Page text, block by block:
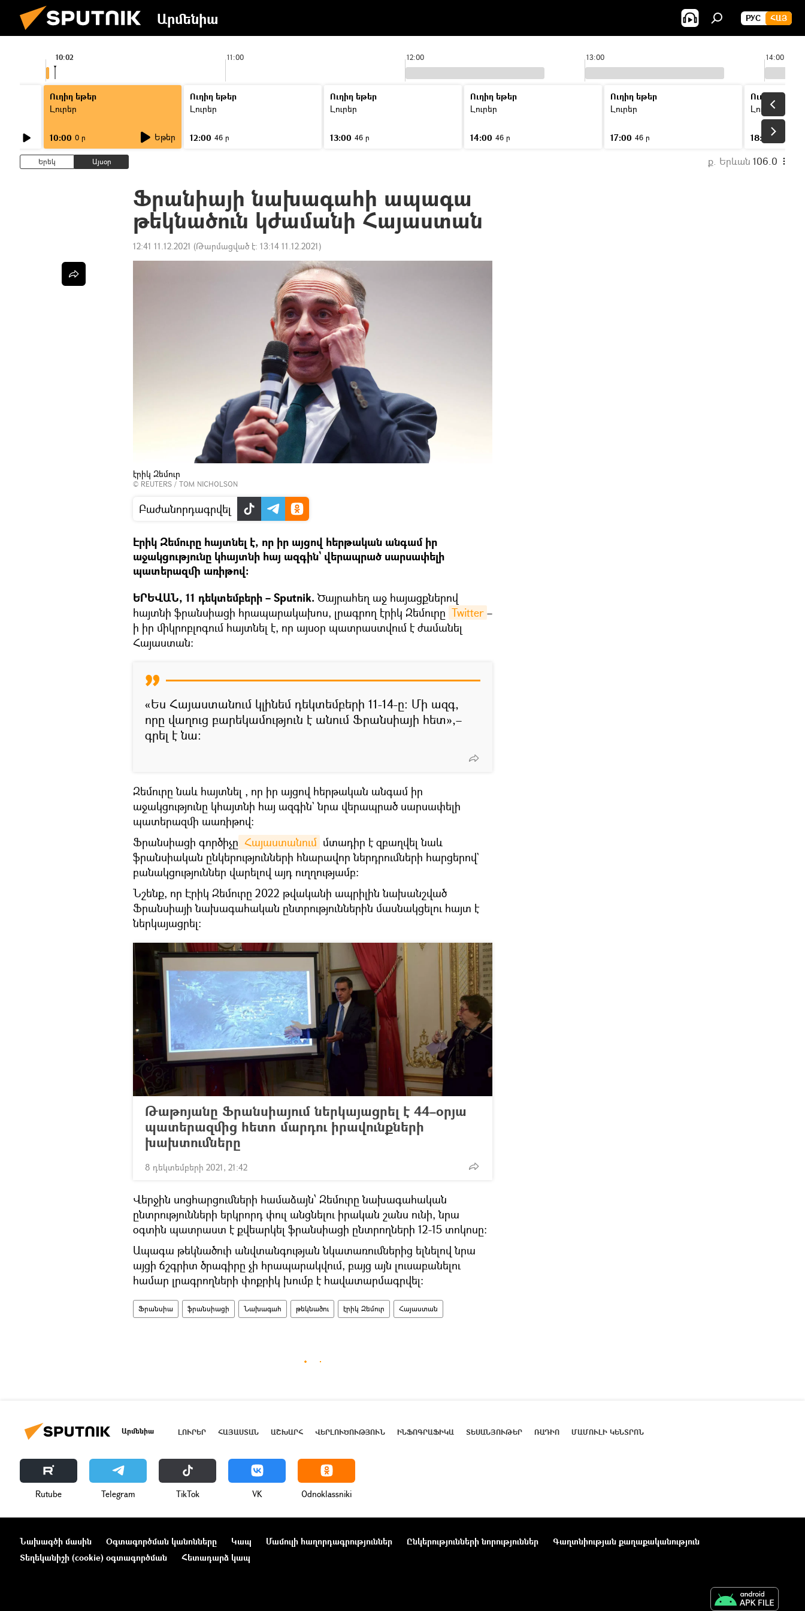
Արմենիա РУС ՀԱՅ
11:00 12:00 13:00 14:00
10:02
Ուղիղ եթեր
Լուրեր
10:00 0 ր Եթեր
Ուղիղ եթեր
Լուրեր
12:00 46 ր
Ուղիղ եթեր
Լուրեր
13:00 46 ր
Ուղիղ եթեր
Լուրեր
14:00 46 ր
Ուղիղ եթեր
Լուրեր
17:00 46 ր
Ուղիղ եթեր
Լուրեր
18:00
Երեկ Այսօր ք. Երևան 106.0
Ֆրանիայի նախագահի ապագա
թեկնածուն կժամանի Հայաստան
12:41 11.12.2021 (Թարմացված է: 13:14 11.12.2021)
էրիկ Զեմուր
© REUTERS / TOM NICHOLSON
Բաժանորդագրվել
Էրիկ Զեմուրը հայտնել է, որ իր այցով հերթական անգամ իր
աջակցությունը կհայտնի հայ ազգին` վերապրած սարսափելի
պատերազմի առիթով։
ԵՐԵՎԱՆ, 11 դեկտեմբերի – Sputnik. Ծայրահեղ աջ հայացքներով
հայտնի ֆրանսիացի հրապարակախոս, լրագրող էրիկ Զեմուրը Twitter –
ի իր միկրոբլոգում հայտնել է, որ այսօր պատրաստվում է ժամանել
Հայաստան։
«Ես Հայաստանում կլինեմ դեկտեմբերի 11-14-ը։ Մի ազգ,
որը վաղուց բարեկամություն է անում Ֆրանսիայի հետ»,–
գրել է նա։
Զեմուրը նաև հայտնել , որ իր այցով հերթական անգամ իր
աջակցությունը կհայտնի հայ ազգին` նրա վերապրած սարսափելի
պատերազմի աառիթով։
Ֆրանսիացի գործիչը Հայաստանում մտադիր է զբաղվել նաև
ֆրանսիական ընկերությունների հնարավոր ներդրումների հարցերով`
բանակցություններ վարելով այդ ուղղությամբ։
Նշենք, որ Էրիկ Զեմուրը 2022 թվականի ապրիլին նախանշված
Ֆրանսիայի նախագահական ընտրություններին մասնակցելու հայտ է
ներկայացրել։
Թաթոյանը Ֆրանսիայում ներկայացրել է 44–օրյա
պատերազմից հետո մարդու իրավունքների
խախտումները
8 դեկտեմբերի 2021, 21:42
Վերջին սոցհարցումների համաձայն՝ Զեմուրը նախագահական
ընտրությունների երկրորդ փուլ անցնելու իրական շանս ունի, նրա
օգտին պատրաստ է քվեարկել ֆրանսիացի ընտրողների 12-15 տոկոսը։
Ապագա թեկնածուի անվտանգության նկատառումներից ելնելով նրա
այցի ճշգրիտ ծրագիրը չի հրապարակվում, բայց այն լուսաբանելու
համար լրագրողների փոքրիկ խումբ է հավատարմագրվել։
Ֆրանսիա ֆրանսիացի Նախագահ թեկնածու էրիկ Զեմուր Հայաստան
Արմենիա ԼՈՒՐԵՐ ՀԱՅԱՍՏԱՆ ԱՇԽԱՐՀ ՎԵՐԼՈՒԾՈՒԹՅՈՒՆ ԻՆՖՈԳՐԱՖԻԿԱ ՏԵՍԱՆՅՈՒԹԵՐ ՌԱԴԻՈ ՄԱՄՈՒԼԻ ԿԵՆՏՐՈՆ
Rutube Telegram ТikТоk VK Odnoklassniki
Նախագծի մասին Օգտագործման կանոնները Կապ Մամուլի հաղորդագրություններ Ընկերությունների նորություններ
Գաղտնիության քաղաքականություն
Տեղեկանիշի (cookie) օգտագործման
Հետադարձ կապ